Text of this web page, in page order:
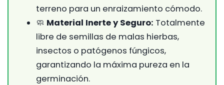
terreno para un enraizamiento cómodo.
🧼 Material Inerte y Seguro: Totalmente
libre de semillas de malas hierbas,
insectos o patógenos fúngicos,
garantizando la máxima pureza en la
germinación.